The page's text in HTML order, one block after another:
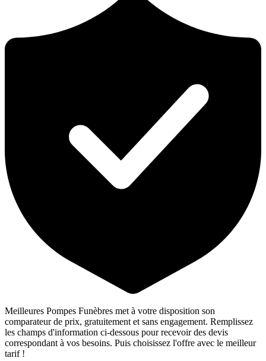
Meilleures Pompes Funèbres met à votre disposition son
comparateur de prix, gratuitement et sans engagement. Remplissez
les champs d'information ci-dessous pour recevoir des devis
correspondant à vos besoins. Puis choisissez l'offre avec le meilleur
tarif !